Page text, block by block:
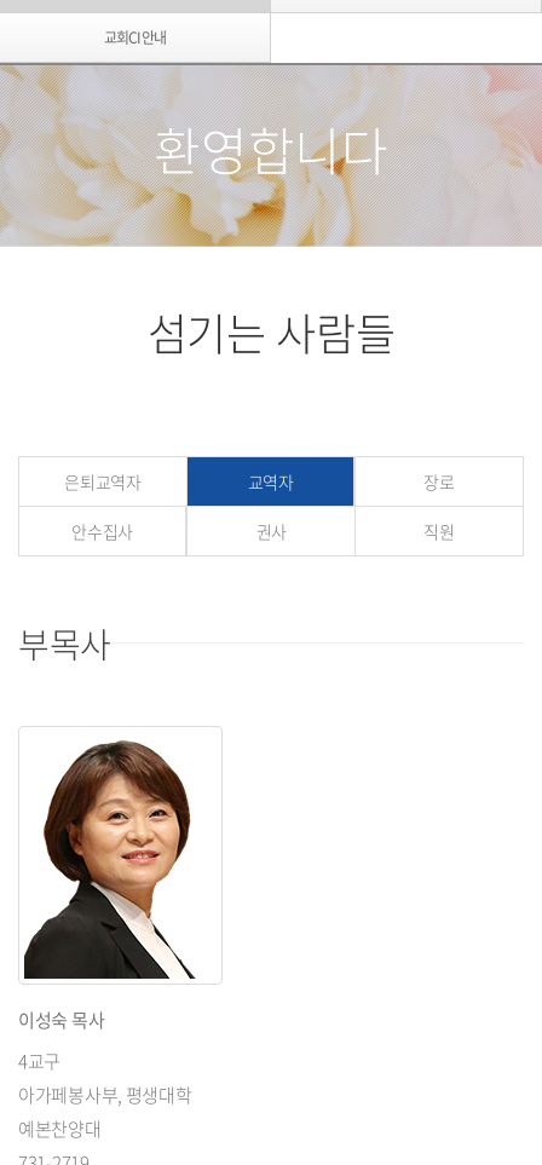
교회CI안내
교회CI안내 140주년 헌당 엠블럼
환영합니다
섬기는 사람들
은퇴교역자 교역자 장로
안수집사 권사 직원
부목사
이성숙 목사
4교구
아가페봉사부, 평생대학
예본찬양대